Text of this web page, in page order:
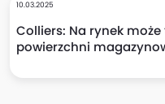
10.03.2025
Colliers: Na rynek
powierzchni